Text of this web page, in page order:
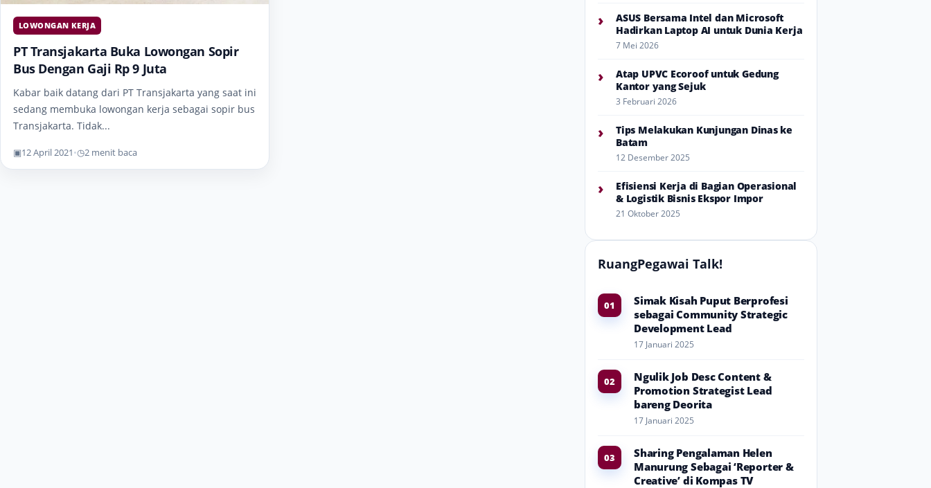
LOWONGAN KERJA
PT Transjakarta Buka Lowongan Sopir
Bus Dengan Gaji Rp 9 Juta
Kabar baik datang dari PT Transjakarta yang saat ini
sedang membuka lowongan kerja sebagai sopir bus
Transjakarta. Tidak...
▣12 April 2021•◷2 menit baca
›
ASUS Bersama Intel dan Microsoft
Hadirkan Laptop AI untuk Dunia Kerja
7 Mei 2026
›
Atap UPVC Ecoroof untuk Gedung
Kantor yang Sejuk
3 Februari 2026
›
Tips Melakukan Kunjungan Dinas ke
Batam
12 Desember 2025
›
Efisiensi Kerja di Bagian Operasional
& Logistik Bisnis Ekspor Impor
21 Oktober 2025
RuangPegawai Talk!
01
Simak Kisah Puput Berprofesi
sebagai Community Strategic
Development Lead
17 Januari 2025
02
Ngulik Job Desc Content &
Promotion Strategist Lead
bareng Deorita
17 Januari 2025
03
Sharing Pengalaman Helen
Manurung Sebagai ‘Reporter &
Creative’ di Kompas TV